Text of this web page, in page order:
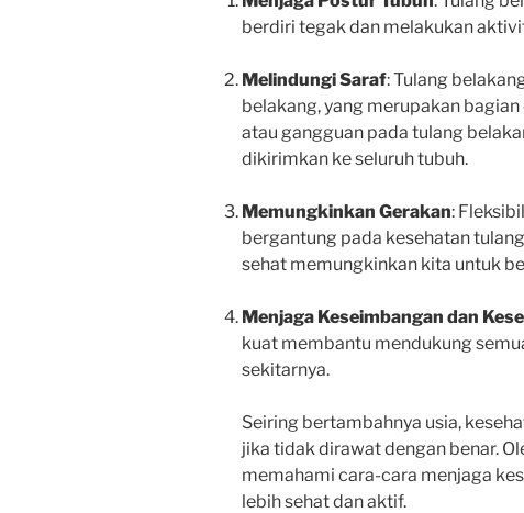
berdiri tegak dan melakukan
Melindungi Saraf: Tulang
belakang, yang merupakan
atau gangguan pada tulang
dikirimkan ke seluruh tubuh.
Memungkinkan Gerakan:
bergantung pada kesehatan
sehat memungkinkan kita untuk
Menjaga Keseimbangan dan
kuat membantu mendukung
sekitarnya.
Seiring bertambahnya usia,
jika tidak dirawat dengan benar.
memahami cara-cara menjaga
lebih sehat dan aktif.